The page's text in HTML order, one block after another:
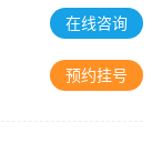
在线咨询
预约挂号